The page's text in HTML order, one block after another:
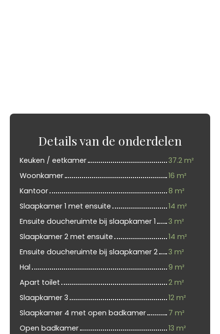
Details van de onderdelen
Keuken / eetkamer
37.2 m²
Woonkamer
16 m²
Kantoor
8 m²
Slaapkamer 1 met ensuite
14 m²
Ensuite doucheruimte bij slaapkamer 1
3 m²
Slaapkamer 2 met ensuite
14 m²
Ensuite doucheruimte bij slaapkamer 2
3 m²
Hal
9 m²
Apart toilet
2 m²
Slaapkamer 3
12 m²
Slaapkamer 4 met open badkamer
7 m²
Open badkamer
13 m²